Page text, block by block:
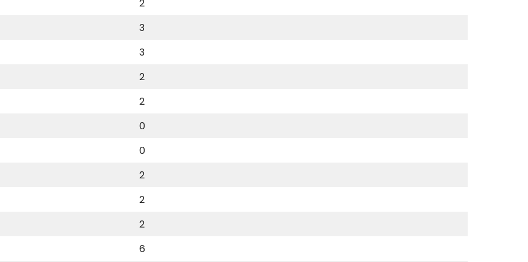
2
3
3
2
2
0
0
2
2
2
6